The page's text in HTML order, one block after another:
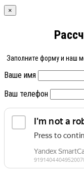
×
Заполните форму и наш
Ваше имя
Ваш телефон